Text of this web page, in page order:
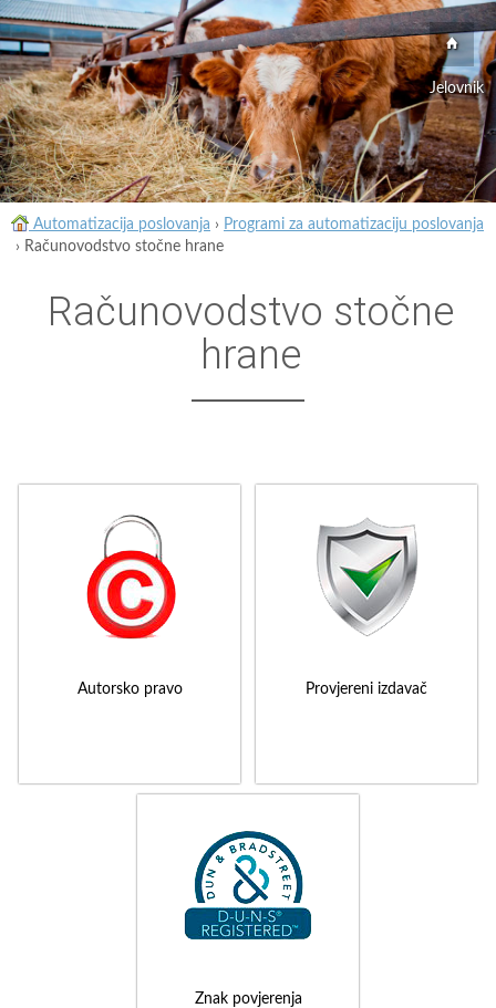
Jelovnik
Automatizacija poslovanja › Programi za automatizaciju poslovanja
› Računovodstvo stočne hrane
Računovodstvo stočne
hrane
Autorsko pravo Provjereni izdavač
Znak povjerenja